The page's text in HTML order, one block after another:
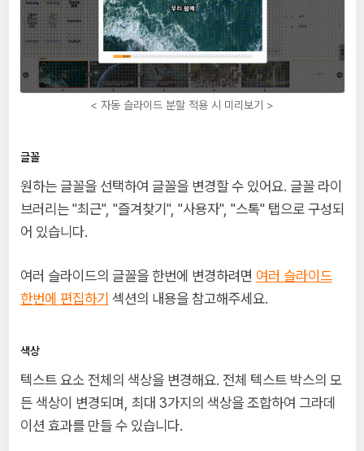
< 자동 슬라이드 분할 적용 시 미리보기 >
글꼴
원하는 글꼴을 선택하여 글꼴을 변경할 수 있어요. 글꼴 라이
브러리는 "최근", "즐겨찾기", "사용자", "스톡" 탭으로 구성되
어 있습니다.
여러 슬라이드의 글꼴을 한번에 변경하려면 여러 슬라이드
한번에 편집하기 섹션의 내용을 참고해주세요.
색상
텍스트 요소 전체의 색상을 변경해요. 전체 텍스트 박스의 모
든 색상이 변경되며, 최대 3가지의 색상을 조합하여 그라데
이션 효과를 만들 수 있습니다.